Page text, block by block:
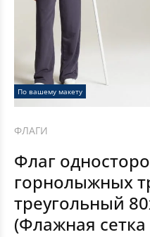
По вашему макету
ФЛАГИ
Флаг
горнолыжных
треугольный
(Флажная